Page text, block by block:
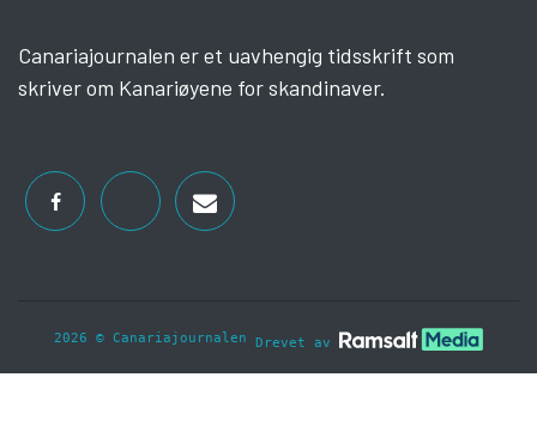
Canariajournalen er et uavhengig tidsskrift som
skriver om Kanariøyene for skandinaver.
2026 © Canariajournalen Drevet av